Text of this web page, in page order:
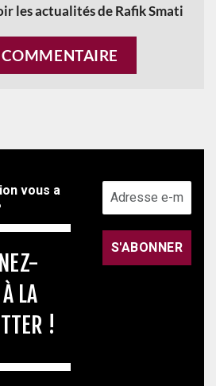
les actualités de Rafik Smati
vous a
LA
!